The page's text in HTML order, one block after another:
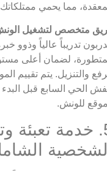
مما يحمي ممتلكاتك
متخصص لتشغيل
تدريباً عالياً وذوو
لضمان أعلى
والتنزيل. يتم تقييم
الحي السابع قبل البدء
للونش.
5. خدمة تعبئة